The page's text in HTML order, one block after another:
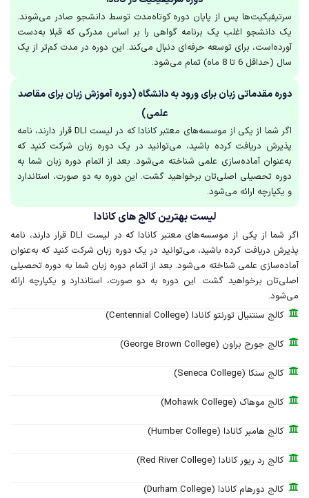
سرتیفیکیت‌ها پس از پایان دوره کوتاه‌مدت توسط دانشجو صادر می‌شوند.
یک دانشجو اغلب یک برنامه گواهی را بر اساس مدرکی که قبلا به‌دست
آورده‌است، برای توسعه حرفه‌ای دنبال می‌کند. این دوره در مدت کم‌تر از یک
سال (حداقل 6 تا 8 ماه) تمام می‌شود.
دوره مقدماتی زبان برای ورود به دانشگاه (دوره آموزش زبان برای مقاصد
علمی)
اگر شما از یکی از موسسه‌های معتبر کانادا که در لیست DLI قرار دارند، نامه
پذیرش دریافت کرده باشید، می‌توانید در یک دوره زبان شرکت کنید که
به‌عنوان آماده‌سازی علمی شناخته می‌شود. بعد از اتمام دوره زبان شما به
دوره تحصیلی اصلی‌تان برخواهید گشت. این دوره به دو صورت، استاندارد
و یکپارچه ارائه می‌شود.
لیست بهترین کا‌لج ها‌ی کا‌ناد‌ا
اگر شما از یکی از موسسه‌های معتبر کانادا که در لیست DLI قرار دارند، نامه
پذیرش دریافت کرده باشید، می‌توانید در یک دوره زبان شرکت کنید که به‌عنوان
آماده‌سازی علمی شناخته می‌شود. بعد از اتمام دوره زبان شما به دوره تحصیلی
اصلی‌تان برخواهید گشت. این دوره به دو صورت، استاندارد و یکپارچه ارائه
می‌شود.
کالج سنتنیال تورنتو کانادا (Centennial College)
کالج جورج براون (George Brown College)
کالج سنکا (Seneca College)
کالج موهاک (Mohawk College)
کالج هامبر کانادا (Humber College)
کالج رد ریور کانادا (Red River College)
کالج دورهام کانادا (Durham College)